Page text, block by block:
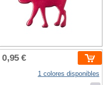
0,95 €
1 colores disponibles